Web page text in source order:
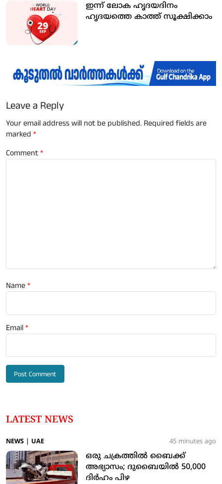
ഇന്ന് ലോക ഹൃദയദിനം
ഹൃദയത്തെ കാത്ത് സൂക്ഷിക്കാം
Leave a Reply
Your email address will not be published. Required fields are
marked *
Comment*
Name*
Email*
LATEST NEWS
NEWS UAE 45 minutes ago
ഒരു ചക്രത്തില്‍ ബൈക്ക്
അഭ്യാസം; ദുബൈയില്‍ 50,000
ദിര്‍ഹം പിഴ